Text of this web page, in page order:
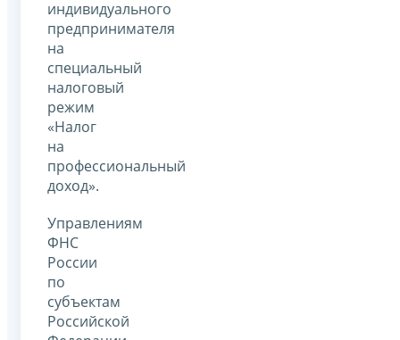
индивидуального
предпринимателя
на
специальный
налоговый
режим
«Налог
на
профессиональный
доход».
Управлениям
ФНС
России
по
субъектам
Российской